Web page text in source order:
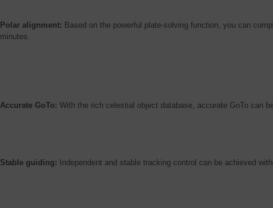
Polar alignment: Based on the powerful plate-solving function, you can
minutes.
Accurate GoTo: With the rich celestial object database, accurate GoTo can
Stable guiding: Independent and stable tracking control can be achieved